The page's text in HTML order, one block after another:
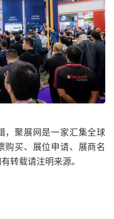
，聚展网是一家汇集全球
购买、展位申请、展商名
转载请注明来源。